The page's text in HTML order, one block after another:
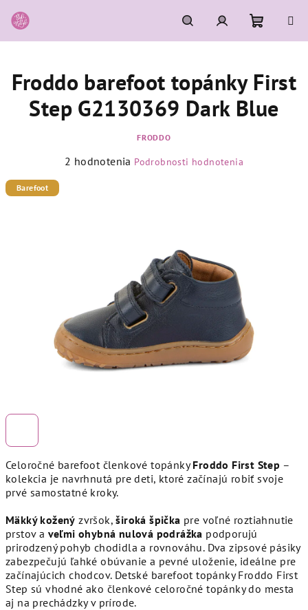
na
obsah
HľadaťPrihlásenie
košík
Celoročné barefoot členkové topánkyFroddo First Step –
kolekcia je navrhnutá pre deti, ktoré začínajú robiť svoje
prvé samostatné kroky.
Mäkký kožený zvršok,široká špička pre voľné roztiahnutie
prstov a veľmi ohybná nulová podrážka podporujú
prirodzený pohyb chodidla a rovnováhu. Dva zipsové pásiky
zabezpečujú ľahké obúvanie a pevné uloženie, ideálne pre
začínajúcich chodcov. Detské barefoot topánky Froddo First
Step sú vhodné ako členkové celoročné topánky do mesta
aj na prechádzky v prírode.
Froddo barefoot topánky First
Step G2130369 Dark Blue
FRODDO
Priemerné
2 hodnotenia Podrobnosti hodnotenia
Barefoot